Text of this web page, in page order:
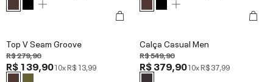
Top V Seam Groove
R$ 279,90
R$ 139,9010xR$ 13,99
Calça Casual Men
R$ 549,90
R$ 379,9010xR$ 37,99